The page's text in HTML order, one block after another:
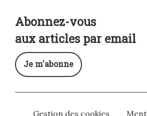
Abonnez-vous
aux articles par email
Je m'abonne
Gestion des cookies